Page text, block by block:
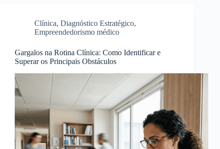
Clínica, Diagnóstico Estratégico,
Empreendedorismo médico
Gargalos na Rotina Clínica: Como Identificar e
Superar os Principais Obstáculos